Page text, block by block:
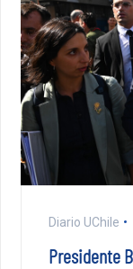
Diario UChile
Presidente